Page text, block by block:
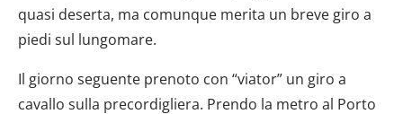
quasi deserta, ma comunque merita un breve giro a
piedi sul lungomare.
Il giorno seguente prenoto con “viator” un giro a
cavallo sulla precordigliera. Prendo la metro al Porto